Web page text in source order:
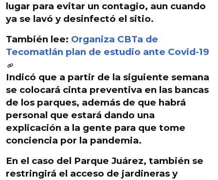
lugar para evitar un contagio, aun cuando
ya se lavó y desinfectó el sitio.
También lee: Organiza CBTa de
Tecomatlán plan de estudio ante Covid-19
Indicó que a partir de la siguiente semana
se colocará cinta preventiva en las bancas
de los parques, además de que habrá
personal que estará dando una
explicación a la gente para que tome
conciencia por la pandemia.
En el caso del Parque Juárez, también se
restringirá el acceso de jardineras y